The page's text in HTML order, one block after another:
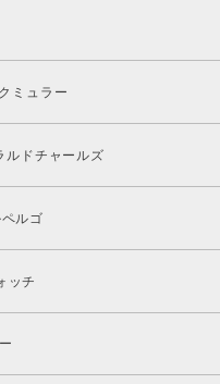
ミュラー
ルドチャールズ
ルゴ
ッチ